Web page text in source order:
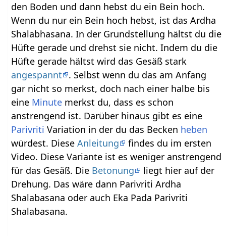
den Boden und dann hebst du ein Bein hoch.
Wenn du nur ein Bein hoch hebst, ist das Ardha
Shalabhasana. In der Grundstellung hältst du die
Hüfte gerade und drehst sie nicht. Indem du die
Hüfte gerade hältst wird das Gesäß stark
angespannt
. Selbst wenn du das am Anfang
gar nicht so merkst, doch nach einer halbe bis
eine Minute merkst du, dass es schon
anstrengend ist. Darüber hinaus gibt es eine
Parivriti Variation in der du das Becken heben
würdest. DieseAnleitung
findes du im ersten
Video. Diese Variante ist es weniger anstrengend
für das Gesäß. Die Betonung
liegt hier auf der
Drehung. Das wäre dann Parivriti Ardha
Shalabasana oder auch Eka Pada Parivriti
Shalabasana.